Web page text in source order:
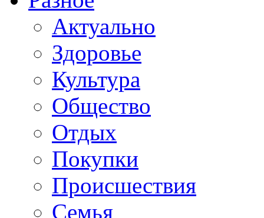
Актуально
Здоровье
Культура
Общество
Отдых
Покупки
Происшествия
Семья